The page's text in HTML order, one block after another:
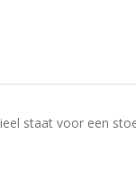
staat voor een